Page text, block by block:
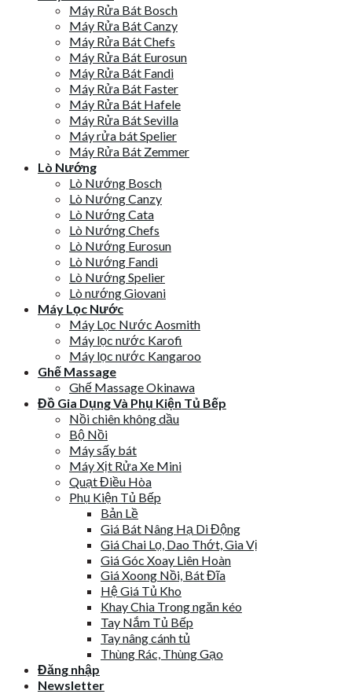
Máy Rửa Bát Bosch
Máy Rửa Bát Canzy
Máy Rửa Bát Chefs
Máy Rửa Bát Eurosun
Máy Rửa Bát Fandi
Máy Rửa Bát Faster
Máy Rửa Bát Hafele
Máy Rửa Bát Sevilla
Máy rửa bát Spelier
Máy Rửa Bát Zemmer
Lò Nướng
Lò Nướng Bosch
Lò Nướng Canzy
Lò Nướng Cata
Lò Nướng Chefs
Lò Nướng Eurosun
Lò Nướng Fandi
Lò Nướng Spelier
Lò nướng Giovani
Máy Lọc Nước
Máy Lọc Nước Aosmith
Máy lọc nước Karofi
Máy lọc nước Kangaroo
Ghế Massage
Ghế Massage Okinawa
Đồ Gia Dụng Và Phụ Kiện Tủ Bếp
Nồi chiên không dầu
Bộ Nồi
Máy sấy bát
Máy Xịt Rửa Xe Mini
Quạt Điều Hòa
Phụ Kiện Tủ Bếp
Bản Lề
Giá Bát Nâng Hạ Di Động
Giá Chai Lọ, Dao Thớt, Gia Vị
Giá Góc Xoay Liên Hoàn
Giá Xoong Nồi, Bát Đĩa
Hệ Giá Tủ Kho
Khay Chia Trong ngăn kéo
Tay Nắm Tủ Bếp
Tay nâng cánh tủ
Thùng Rác, Thùng Gạo
Đăng nhập
Newsletter